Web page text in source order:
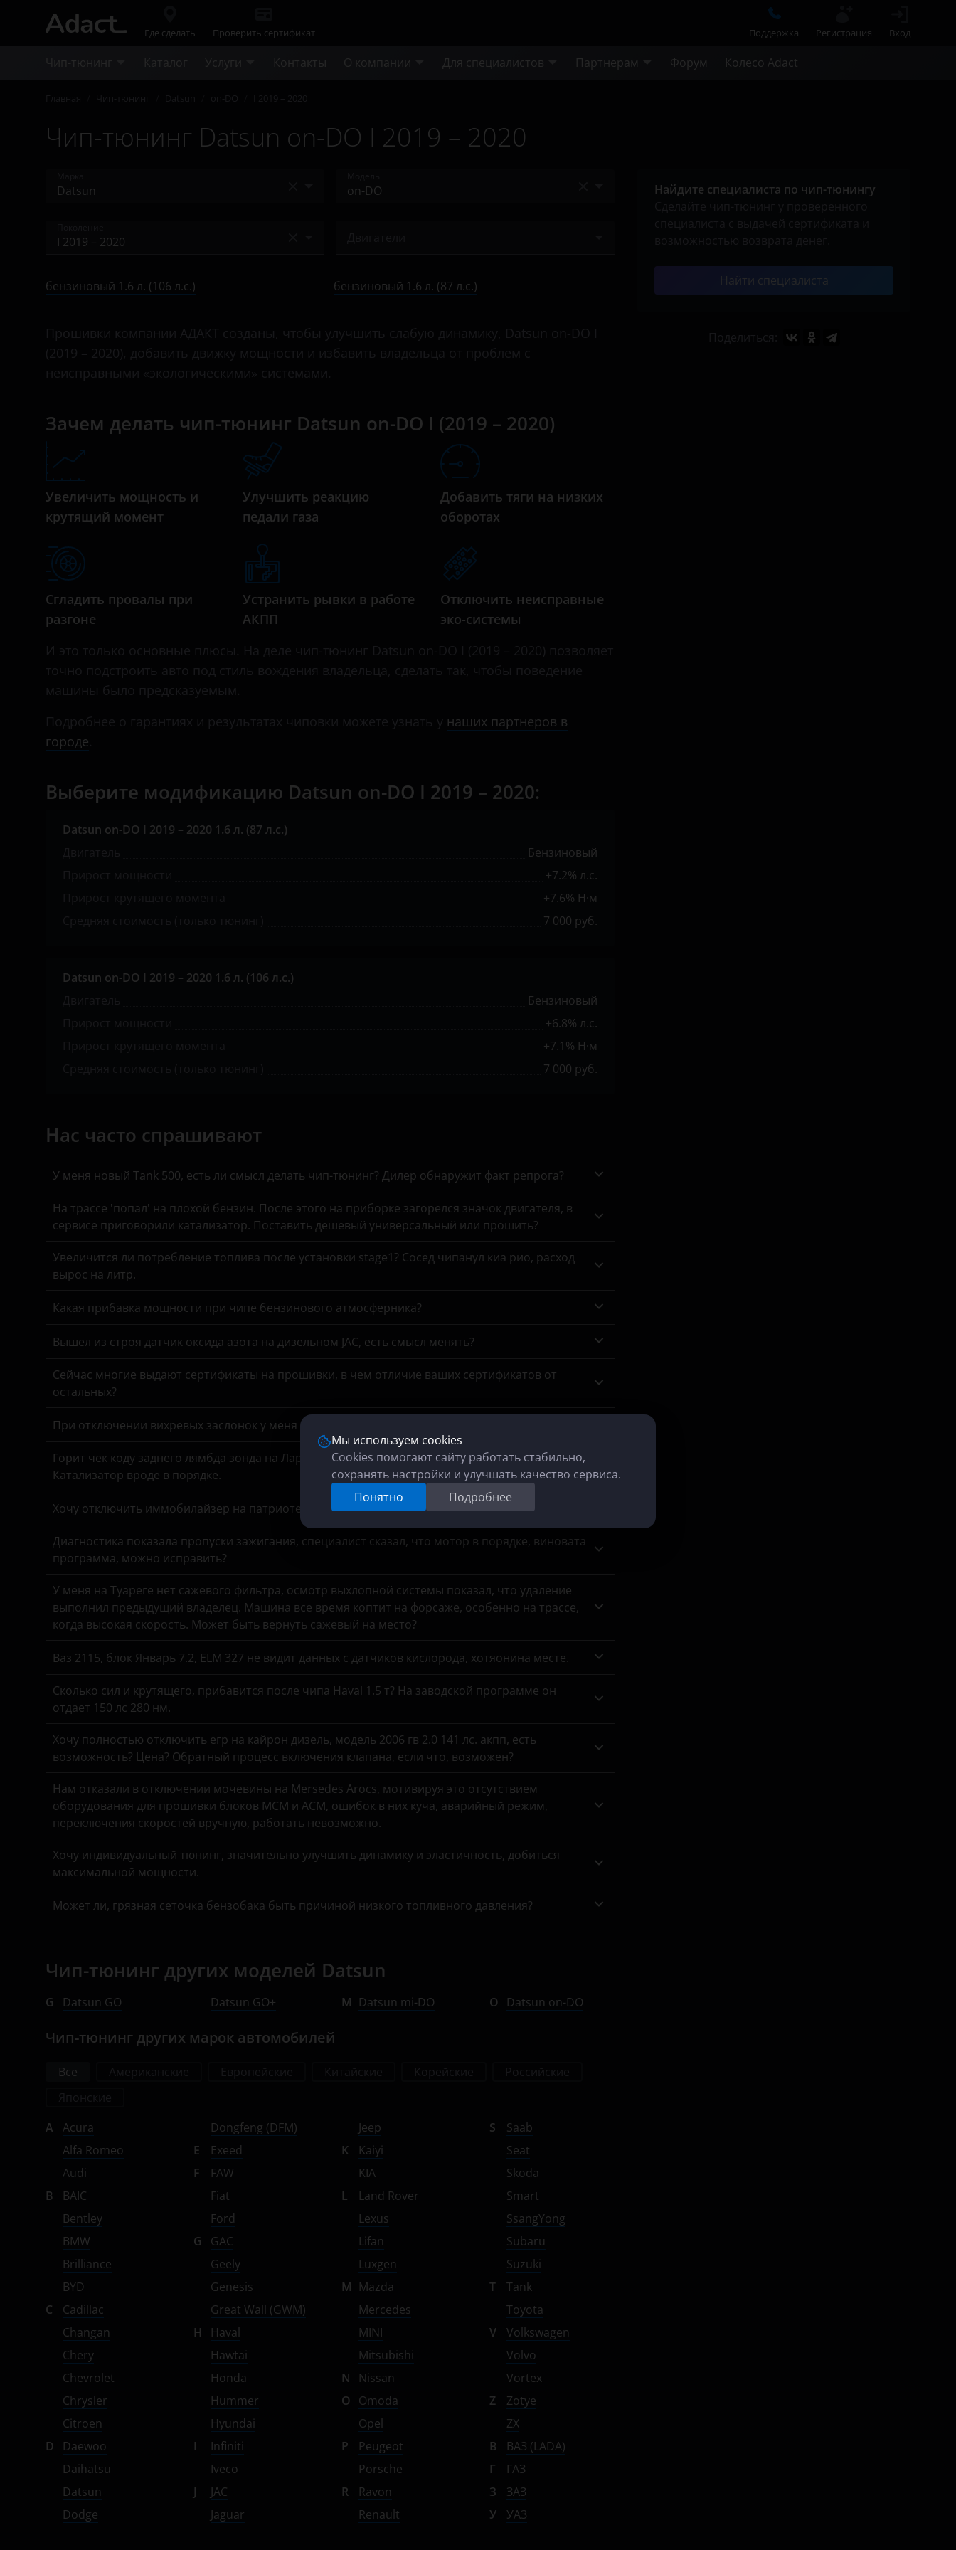
Мы используем cookies
Cookies помогают сайту работать стабильно,
сохранять настройки и улучшать качество сервиса.
Понятно
Подробнее
Где сделать Проверить сертификат Поддержка Регистрация Вход
Каталог Услуги Контакты О компании Для специалистов Партнерам Форум Колесо Adact
Чип-тюнинг Datsun on-DO I 2019 – 2020
Alfa Romeo
BYD
Chery
Chrysler
Daewoo
FAW
Haval
Infiniti
Jaguar
Kaiyi
Mercedes
Nissan
Omoda
Opel
Ravon
Saab
Seat
Skoda
SsangYong
Toyota
Volkswagen
Volvo
Vortex
ZX
ВАЗ (LADA)
ГАЗ
УАЗ
I 2019 – 2020
бензиновый 1.6 л. (87 л.с.)
бензиновый 1.6 л. (106 л.с.) бензиновый 1.6 л. (87 л.с.)
Зачем делать чип-тюнинг Datsun on-DO I (2019 – 2020)
Увеличить мощность и
крутящий момент
Улучшить реакцию
педали газа
Добавить тяги на низких
оборотах
Сгладить провалы при
разгоне
Устранить рывки в работе
АКПП
Отключить неисправные
эко-системы
наших партнеров в
городе
Выберите модификацию Datsun on-DO I 2019 – 2020:
Datsun on-DO I 2019 – 2020 1.6 л. (87 л.с.)
Бензиновый
+7.2% л.с.
+7.6% Н·м
7 000 руб.
Datsun on-DO I 2019 – 2020 1.6 л. (106 л.с.)
Бензиновый
+6.8% л.с.
+7.1% Н·м
7 000 руб.
Нас часто спрашивают
У меня новый Tank 500, есть ли смысл делать чип-тюнинг? Дилер обнаружит факт репрога?
На трассе 'попал' на плохой бензин. После этого на приборке загорелся значок двигателя, в
сервисе приговорили катализатор. Поставить дешевый универсальный или прошить?
Увеличится ли потребление топлива после установки stage1? Сосед чипанул киа рио, расход
вырос на литр.
Какая прибавка мощности при чипе бензинового атмосферника?
Вышел из строя датчик оксида азота на дизельном JAC, есть смысл менять?
Сейчас многие выдают сертификаты на прошивки, в чем отличие ваших сертификатов от
остальных?
При отключении вихревых заслонок у меня частично пропали 'низы', что делать?
Горит чек коду заднего лямбда зонда на Ларгусе, мотор Рено К7М. Отключить или заменить?
Катализатор вроде в порядке.
Хочу отключить иммобилайзер на патриоте, задолбал. Возможность, плюсы, минусы?
Диагностика показала пропуски зажигания, специалист сказал, что мотор в порядке, виновата
программа, можно исправить?
У меня на Туареге нет сажевого фильтра, осмотр выхлопной системы показал, что удаление
выполнил предыдущий владелец. Машина все время коптит на форсаже, особенно на трассе,
когда высокая скорость. Может быть вернуть сажевый на место?
Ваз 2115, блок Январь 7.2, ELM 327 не видит данных с датчиков кислорода, хотяонина месте.
Сколько сил и крутящего, прибавится после чипа Haval 1.5 т? На заводской программе он
отдает 150 лс 280 нм.
Хочу полностью отключить егр на кайрон дизель, модель 2006 гв 2.0 141 лс. акпп, есть
возможность? Цена? Обратный процесс включения клапана, если что, возможен?
Нам отказали в отключении мочевины на Mersedes Arocs, мотивируя это отсутствием
оборудования для прошивки блоков MCM и ACM, ошибок в них куча, аварийный режим,
переключения скоростей вручную, работать невозможно.
Хочу индивидуальный тюнинг, значительно улучшить динамику и эластичность, добиться
максимальной мощности.
Может ли, грязная сеточка бензобака быть причиной низкого топливного давления?
Чип-тюнинг других моделей Datsun
G Datsun GO Datsun GO+ M Datsun mi-DO O Datsun on-DO
Чип-тюнинг других марок автомобилей
Все
A
Acura
Alfa Romeo
Audi
B
BAIC
Bentley
BMW
Brilliance
BYD
C
Cadillac
Changan
Chery
Chevrolet
Chrysler
Citroen
D
Daewoo
Daihatsu
Datsun
Dodge
Dongfeng (DFM)
E
Exeed
F
FAW
Fiat
Ford
G
GAC
Geely
Genesis
Great Wall (GWM)
H
Haval
Hawtai
Honda
Hummer
Hyundai
I
Infiniti
Iveco
J
JAC
Jaguar
Jeep
K
Kaiyi
KIA
L
Land Rover
Lexus
Lifan
Luxgen
M Mazda
Mercedes
MINI
Mitsubishi
N
Nissan
O
Omoda
Opel
P
Peugeot
Porsche
R
Ravon
Renault
S
Saab
Seat
Skoda
Smart
SsangYong
Subaru
Suzuki
T
Tank
Toyota
V
Volkswagen
Volvo
Vortex
Z
Zotye
ZX
В
ВАЗ (LADA)
Г
ГАЗ
З
ЗАЗ
У
УАЗ
Найдите специалиста по чип-тюнингу
Найти специалиста